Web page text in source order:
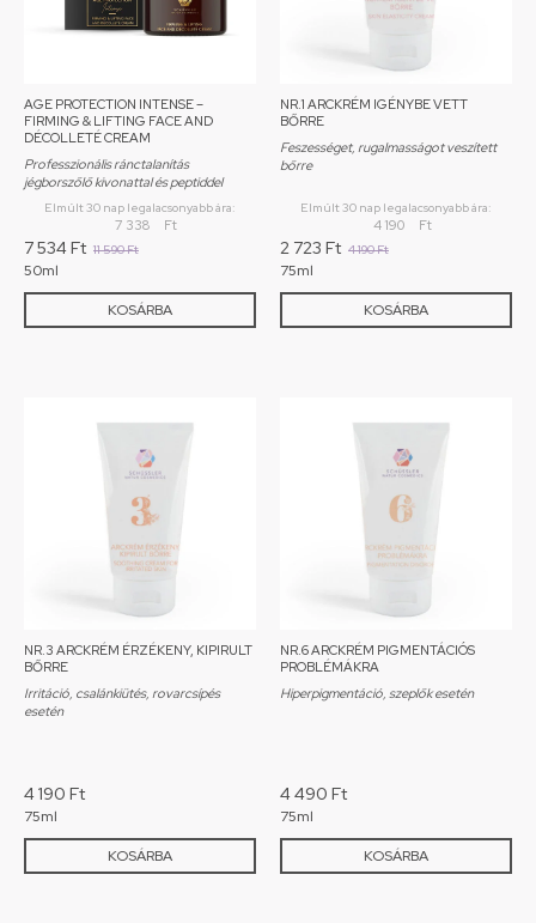
AGE PROTECTION INTENSE –
FIRMING & LIFTING FACE AND
DÉCOLLETÉ CREAM
Professzionális ránctalanítás
jégborszőlő kivonattal és peptiddel
KOSÁRBA
Elmúlt 30 nap legalacsonyabb ára:
7 338 Ft
11 590Ft
7 534Ft
50ml
NR.1 ARCKRÉM IGÉNYBE VETT
BŐRRE
Feszességet, rugalmasságot veszített
bőrre
KOSÁRBA
Elmúlt 30 nap legalacsonyabb ára:
4 190 Ft
4 190Ft
2 723 Ft
75ml
NR.3 ARCKRÉM ÉRZÉKENY, KIPIRULT
BŐRRE
Irritáció, csalánkiütés, rovarcsípés
esetén
KOSÁRBA
4 190 Ft
75ml
NR.6 ARCKRÉM PIGMENTÁCIÓS
PROBLÉMÁKRA
Hiperpigmentáció, szeplők esetén
KOSÁRBA
4 490 Ft
75ml